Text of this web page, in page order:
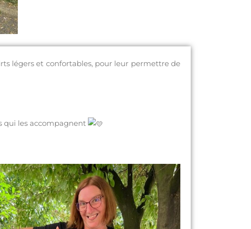
légers et confortables, pour leur permettre de
qui les accompagnent